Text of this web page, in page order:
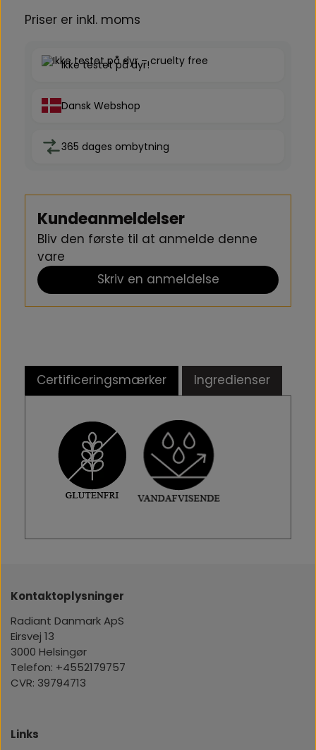
Priser er inkl. moms
Ikke testet på dyr!
Dansk Webshop
365 dages ombytning
Kundeanmeldelser
Bliv den første til at anmelde denne
vare
Skriv en anmeldelse
Certificeringsmærker Ingredienser
Kontaktoplysninger
Radiant Danmark ApS
Eirsvej 13
3000 Helsingør
Telefon: +4552179757
CVR: 39794713
Links